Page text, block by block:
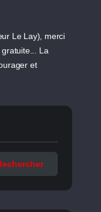
Le Lay), merci
La
et